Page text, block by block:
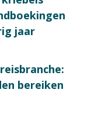
jaar
bereiken